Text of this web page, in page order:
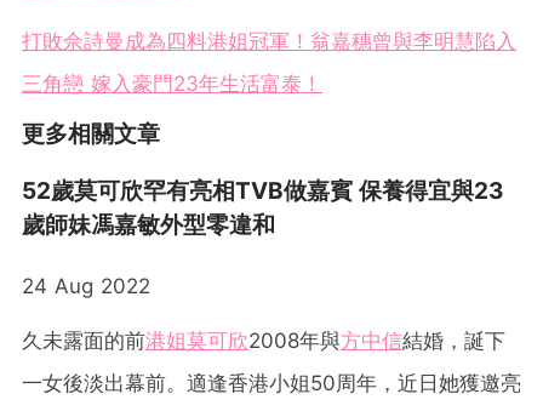
打敗佘詩曼成為四料港姐冠軍！翁嘉穗曾與李明慧陷入
三角戀 嫁入豪門23年生活富泰！
更多相關文章
52歲莫可欣罕有亮相TVB做嘉賓 保養得宜與23
歲師妹馮嘉敏外型零違和
24 Aug 2022
久未露面的前港姐莫可欣2008年與方中信結婚，誕下
一女後淡出幕前。適逢香港小姐50周年，近日她獲邀亮